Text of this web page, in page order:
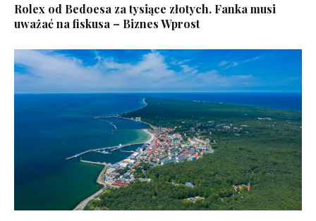
Rolex od Bedoesa za tysiące złotych. Fanka musi
uważać na fiskusa – Biznes Wprost